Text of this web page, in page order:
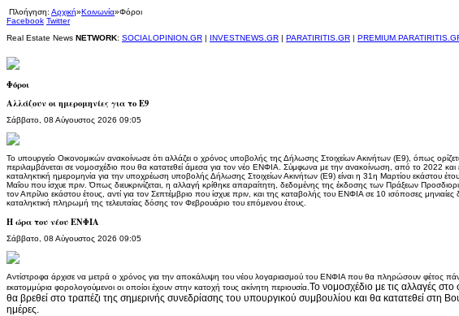
Πλοήγηση: Αρχική»Κοινωνία»Φόροι
Facebook Twitter
Real Estate News NETWORK: SOCIALOPINION.GR | INVESTNEWS.GR | PARATIRITIS.GR |
Φόροι
Αλλάζουν οι ημερομηνίες για το Ε9
Σάββατο, 08 Αύγουστος 2026 09:05
Το υπουργείο Οικονομικών ανακοίνωσε ότι αλλάζει ο χρόνος υποβολής της Δήλωσης Στοιχείων Ακινήτων (Ε9), όπως
περιλαμβάνεται σε νομοσχέδιο που θα κατατεθεί άμεσα για τον νέο ΕΝΦΙΑ. Σύμφωνα με την ανακοίνωση, από το 2022 και
καταληκτική ημερομηνία για την υποχρέωση υποβολής Δήλωσης Στοιχείων Ακινήτων (Ε9) είναι η 31η Μαρτίου εκάστου
Μαΐου που ίσχυε πριν. Όπως διευκρινίζεται, η αλλαγή κρίθηκε απαραίτητη, δεδομένης της έκδοσης των Πράξεων
τον Απρίλιο εκάστου έτους, αντί για τον Σεπτέμβριο που ίσχυε πριν, και της καταβολής του ΕΝΦΙΑ σε 10 ισόποσες μηνιαίες
καταληκτική πληρωμή της τελευταίας δόσης τον Φεβρουάριο του επόμενου έτους.
Η ώρα του νέου ΕΝΦΙΑ
Σάββατο, 08 Αύγουστος 2026 09:05
Αντίστροφα άρχισε να μετρά ο χρόνος για την αποκάλυψη του νέου λογαριασμού του ΕΝΦΙΑ που θα πληρώσουν φέτος
εκατομμύρια φορολογούμενοι οι οποίοι έχουν στην κατοχή τους ακίνητη περιουσία. Το νομοσχέδιο με τις αλλαγές
θα βρεθεί στο τραπέζι της σημερινής συνεδρίασης του υπουργικού συμβουλίου και θα κατατεθεί στη
ημέρες.